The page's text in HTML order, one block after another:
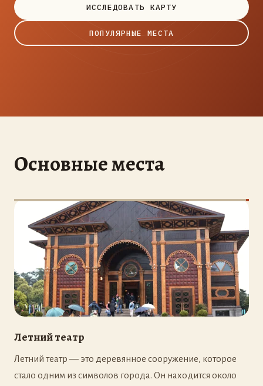
ИССЛЕДОВАТЬ КАРТУ
ПОПУЛЯРНЫЕ МЕСТА
Основные места
Летний театр
Летний театр — это деревянное сооружение, которое
стало одним из символов города. Он находится около